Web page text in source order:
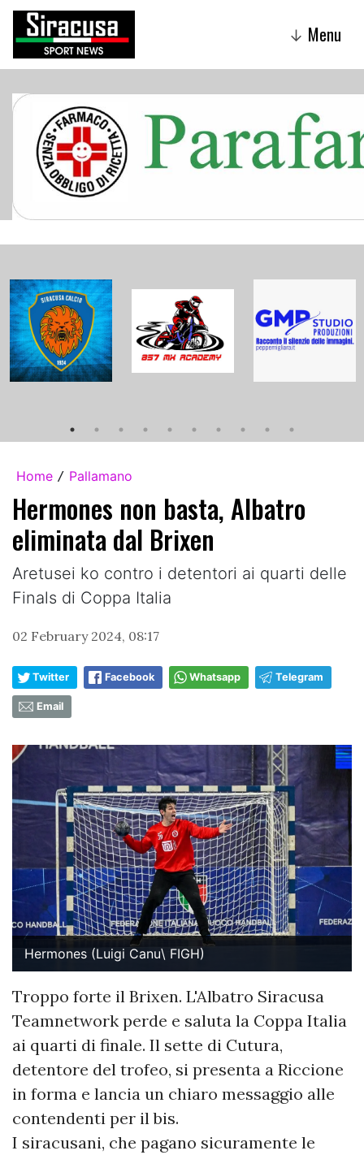
↓ Menu
Home / Pallamano
Hermones non basta, Albatro
eliminata dal Brixen
Aretusei ko contro i detentori ai quarti delle
Finals di Coppa Italia
02 February 2024, 08:17
Twitter Facebook Whatsapp Telegram
Email
Hermones (Luigi Canu\ FIGH)
Troppo forte il Brixen. L'Albatro Siracusa
Teamnetwork perde e saluta la Coppa Italia
ai quarti di finale. Il sette di Cutura,
detentore del trofeo, si presenta a Riccione
in forma e lancia un chiaro messaggio alle
contendenti per il bis.
I siracusani, che pagano sicuramente le